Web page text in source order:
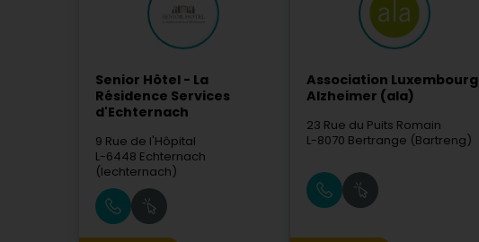
Senior Hôtel - La
Résidence Services
d'Echternach
9 Rue de l'Hôpital
L-6448 Echternach
(Iechternach)
Association Luxembourg
Alzheimer (ala)
23 Rue du Puits Romain
L-8070 Bertrange (Bartreng)